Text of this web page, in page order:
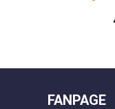
FANPAGE